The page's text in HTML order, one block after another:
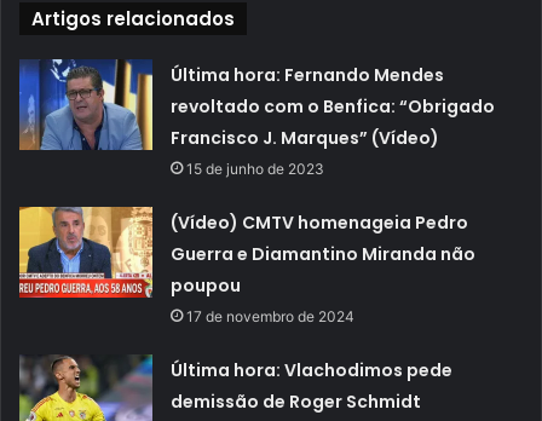
Artigos relacionados
Última hora: Fernando Mendes
revoltado com o Benfica: “Obrigado
Francisco J. Marques” (Vídeo)
15 de junho de 2023
(Vídeo) CMTV homenageia Pedro
Guerra e Diamantino Miranda não
poupou
17 de novembro de 2024
Última hora: Vlachodimos pede
demissão de Roger Schmidt